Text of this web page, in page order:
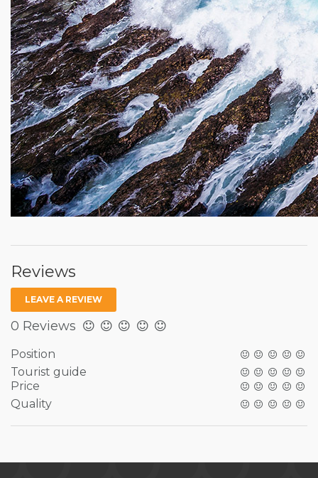
Reviews
LEAVE A REVIEW
0 Reviews
Position
Tourist guide
Price
Quality